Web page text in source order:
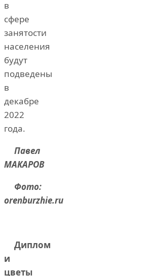
в
сфере
занятости
населения
будут
подведены
в
декабре
2022
года.
Павел
МАКАРОВ
Фото:
orenburzhie.ru
Диплом
и
цветы